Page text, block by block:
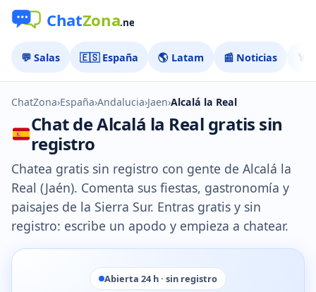
💬 Salas 🇪🇸 España 🌎 Latam 📰 Noticias 🏅
ChatZona›España›Andalucia›Jaen›Alcalá la Real
Chat de Alcalá la Real gratis sin
registro
Chatea gratis sin registro con gente de Alcalá la
Real (Jaén). Comenta sus fiestas, gastronomía y
paisajes de la Sierra Sur. Entras gratis y sin
registro: escribe un apodo y empieza a chatear.
Abierta 24 h · sin registro